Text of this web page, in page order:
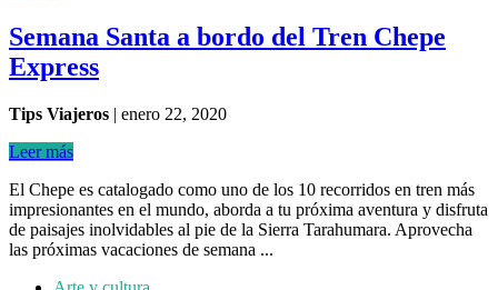
Semana Santa a bordo del Tren Chepe
Express
Tips Viajeros | enero 22, 2020
Leer más
El Chepe es catalogado como uno de los 10 recorridos en tren más
impresionantes en el mundo, aborda a tu próxima aventura y disfruta
de paisajes inolvidables al pie de la Sierra Tarahumara. Aprovecha
las próximas vacaciones de semana ...